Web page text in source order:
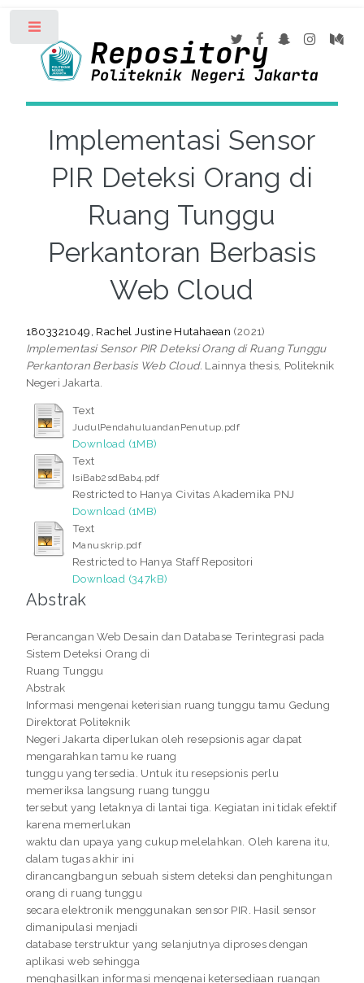
Implementasi Sensor
PIR Deteksi Orang di
Ruang Tunggu
Perkantoran Berbasis
Web Cloud
1803321049, Rachel Justine Hutahaean (2021)
Implementasi Sensor PIR Deteksi Orang di Ruang Tunggu
Perkantoran Berbasis Web Cloud. Lainnya thesis, Politeknik
Negeri Jakarta.
Text
JudulPendahuluandanPenutup.pdf
Download (1MB)
Text
IsiBab2sdBab4.pdf
Restricted to Hanya Civitas Akademika PNJ
Download (1MB)
Text
Manuskrip.pdf
Restricted to Hanya Staff Repositori
Download (347kB)
Abstrak
Perancangan Web Desain dan Database Terintegrasi pada
Sistem Deteksi Orang di
Ruang Tunggu
Abstrak
Informasi mengenai keterisian ruang tunggu tamu Gedung
Direktorat Politeknik
Negeri Jakarta diperlukan oleh resepsionis agar dapat
mengarahkan tamu ke ruang
tunggu yang tersedia. Untuk itu resepsionis perlu
memeriksa langsung ruang tunggu
tersebut yang letaknya di lantai tiga. Kegiatan ini tidak efektif
karena memerlukan
waktu dan upaya yang cukup melelahkan. Oleh karena itu,
dalam tugas akhir ini
dirancangbangun sebuah sistem deteksi dan penghitungan
orang di ruang tunggu
secara elektronik menggunakan sensor PIR. Hasil sensor
dimanipulasi menjadi
database terstruktur yang selanjutnya diproses dengan
aplikasi web sehingga
menghasilkan informasi mengenai ketersediaan ruangan